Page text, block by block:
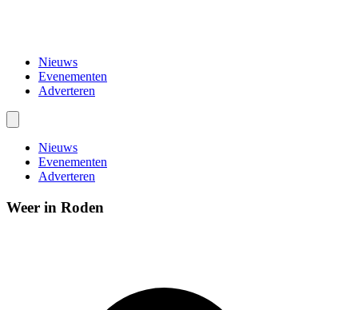
Nieuws
Evenementen
Adverteren
Nieuws
Evenementen
Adverteren
Weer in Roden